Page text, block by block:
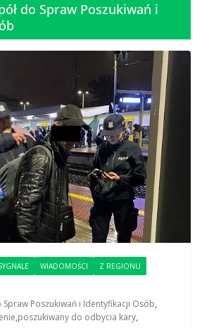
do Spraw Poszukiwań i
WIADOMOŚCI Z REGIONU
Poszukiwań i Identyfikacji Osób,
,poszukiwany do odbycia kary,